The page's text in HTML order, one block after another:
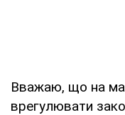
Вважаю, що на
врегулювати